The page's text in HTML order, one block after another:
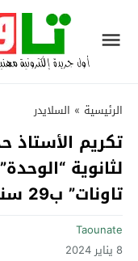
الرئيسية » السلايدر
تكريم الأستاذ
لثانوية
تاونات” ب29 سنة من التأسيس
Taounate
8 يناير 2024